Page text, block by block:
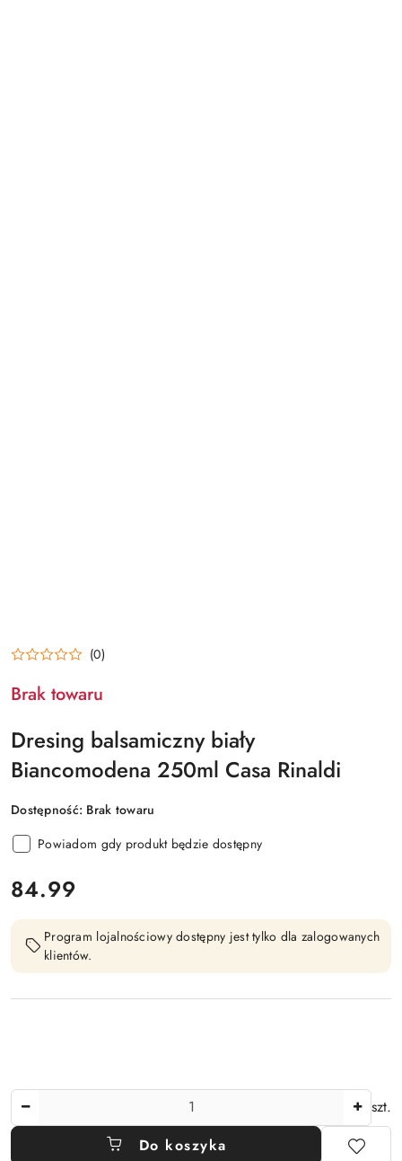
(0)
Brak towaru
Dresing balsamiczny biały
Biancomodena 250ml Casa Rinaldi
Dostępność: Brak towaru
Powiadom gdy produkt będzie dostępny
cena:
84.99
Program lojalnościowy dostępny jest tylko dla zalogowanych
klientów.
szt.
Do koszyka